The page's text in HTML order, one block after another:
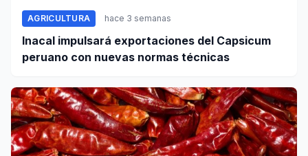
AGRICULTURA hace 3 semanas
Inacal impulsará exportaciones del Capsicum
peruano con nuevas normas técnicas